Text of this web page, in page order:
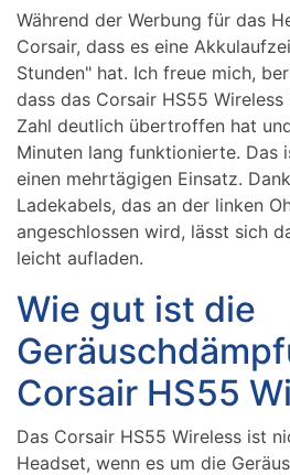
Während der Werbung für das
Corsair, dass es eine
Stunden" hat. Ich freue mich,
dass das Corsair HS55
Zahl deutlich übertroffen hat
Minuten lang funktionierte. Das
einen mehrtägigen Einsatz.
Ladekabels, das an der linken
angeschlossen wird, lässt sich
leicht aufladen.
Wie gut ist die
Corsair HS55
Das Corsair HS55 Wireless ist
Headset, wenn es um die